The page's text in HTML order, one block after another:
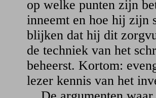
op welke punten zijn
inneemt en hoe hij zijn
blijken dat hij dit
de techniek van het
beheerst. Kortom:
lezer kennis van het